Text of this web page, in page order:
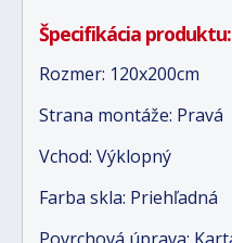
Špecifikácia produktu:
Rozmer: 120x200cm
Strana montáže: Pravá
Vchod: Výklopný
Farba skla: Priehľadná
Povrchová úprava: